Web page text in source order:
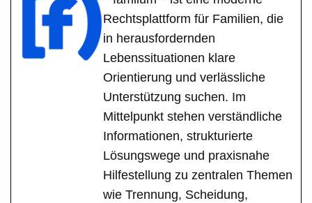
Rechtsplattform für Familien, die
in herausfordernden
Lebenssituationen klare
Orientierung und verlässliche
Unterstützung suchen. Im
Mittelpunkt stehen verständliche
Informationen, strukturierte
Lösungswege und praxisnahe
Hilfestellung zu zentralen Themen
wie Trennung, Scheidung,